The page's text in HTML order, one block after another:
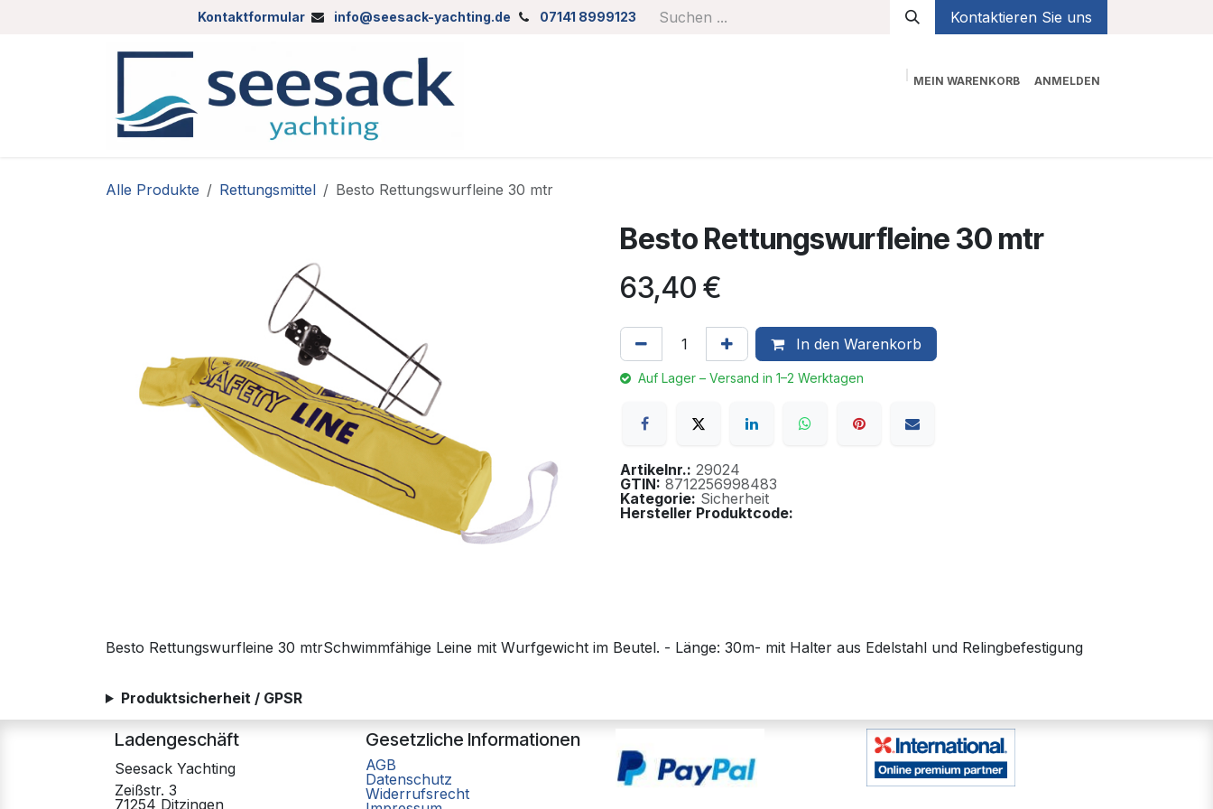
Kontaktformular info@seesack-yachting.de 07141 8999123 Kontaktieren Sie uns
MEIN WARENKORB ANMELDEN
Alle Produkte Rettungsmittel Besto Rettungswurfleine 30 mtr
Besto Rettungswurfleine 30 mtr
63,40 €
In den Warenkorb
Auf Lager – Versand in 1–2 Werktagen
Artikelnr.: 29024
GTIN: 8712256998483
Kategorie: Sicherheit
Hersteller Produktcode:
Besto Rettungswurfleine 30 mtrSchwimmfähige Leine mit Wurfgewicht im Beutel. - Länge: 30m- mit Halter aus Edelstahl und Relingbefestigung
Produktsicherheit / GPSR
Ladengeschäft
Seesack Yachting
Zeißstr. 3
71254 Ditzingen
Gesetzliche Informationen
AGB
Datenschutz
Widerrufsrecht